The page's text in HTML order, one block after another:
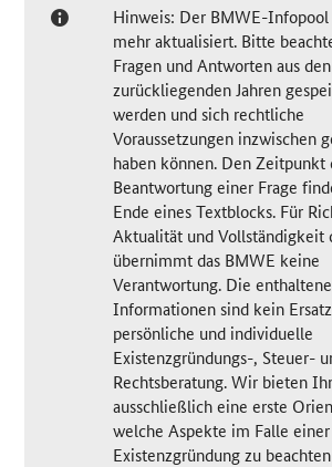
Hinweis: Der BMWE-
mehr aktualisiert. Bitte
Fragen und Antworten aus den
zurückliegenden Jahren
werden und sich rechtliche
Voraussetzungen inzwischen
haben können. Den Zeitpunkt
Beantwortung einer Frage
Ende eines Textblocks. Für
Aktualität und Vollständigkeit
übernimmt das BMWE keine
Verantwortung. Die
Informationen sind kein
persönliche und individuelle
Existenzgründungs-, Steuer-
Rechtsberatung. Wir bieten
ausschließlich eine erste
welche Aspekte im Falle einer
Existenzgründung zu